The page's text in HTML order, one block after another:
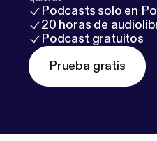
Podcasts solo en
20 horas de
Podcast gratuitos
Prueba gratis